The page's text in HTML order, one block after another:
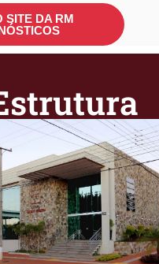
SITE DA RM